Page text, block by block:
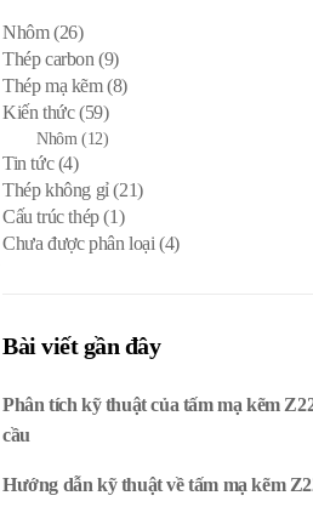
Nhôm(26)
Thép carbon (9)
Thép mạ kẽm(8)
Kiến thức(59)
Nhôm (12)
Tin tức(4)
Thép không gỉ(21)
Cấu trúc thép(1)
Chưa được phân loại (4)
Bài viết gần đây
Phân tích kỹ thuật của tấm mạ kẽm
cầu
Hướng dẫn kỹ thuật về tấm mạ kẽm